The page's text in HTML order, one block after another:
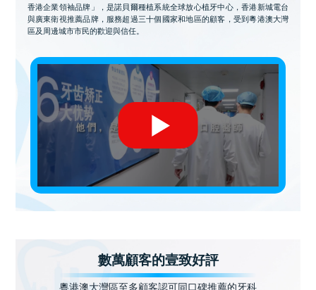
香港企業領袖品牌」，是諾貝爾種植系統全球放心植牙中心，香港新城電台
與廣東衛視推薦品牌，服務超過三十個國家和地區的顧客，受到粵港澳大灣
區及周邊城市市民的歡迎與信任。
數萬顧客的壹致好評
粵港澳大灣區至多顧客認可同口碑推薦的牙科